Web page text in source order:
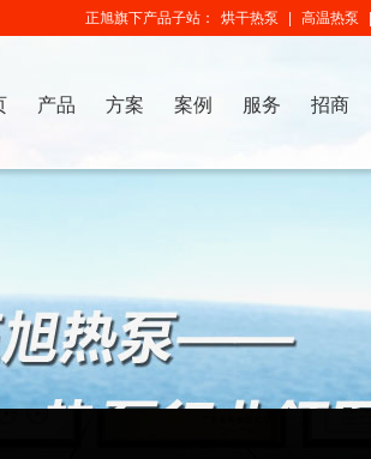
正旭旗下产品子站： 烘干热泵 高温热泵
产品 方案 案例 服务 招商